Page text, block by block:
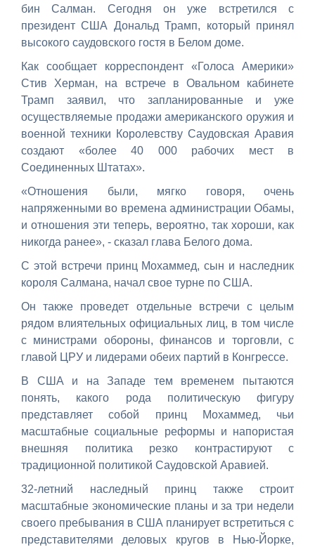
бин Салман. Сегодня он уже встретился с
президент США Дональд Трамп, который принял
высокого саудовского гостя в Белом доме.
Как сообщает корреспондент «Голоса Америки»
Стив Херман, на встрече в Овальном кабинете
Трамп заявил, что запланированные и уже
осуществляемые продажи американского оружия и
военной техники Королевству Саудовская Аравия
создают «более 40 000 рабочих мест в
Соединенных Штатах».
«Отношения были, мягко говоря, очень
напряженными во времена администрации Обамы,
и отношения эти теперь, вероятно, так хороши, как
никогда ранее», - сказал глава Белого дома.
С этой встречи принц Мохаммед, сын и наследник
короля Салмана, начал свое турне по США.
Он также проведет отдельные встречи с целым
рядом влиятельных официальных лиц, в том числе
с министрами обороны, финансов и торговли, с
главой ЦРУ и лидерами обеих партий в Конгрессе.
В США и на Западе тем временем пытаются
понять, какого рода политическую фигуру
представляет собой принц Мохаммед, чьи
масштабные социальные реформы и напористая
внешняя политика резко контрастируют с
традиционной политикой Саудовской Аравией.
32-летний наследный принц также строит
масштабные экономические планы и за три недели
своего пребывания в США планирует встретиться с
представителями деловых кругов в Нью-Йорке,